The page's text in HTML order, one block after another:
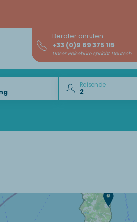
Berater anrufen
+33 (0)9 69 375 115
Unser Reisebüro spricht Deutsch
Reisende